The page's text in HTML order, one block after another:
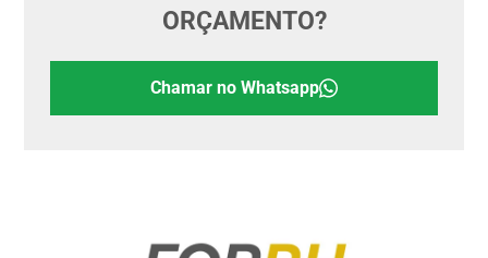
ORÇAMENTO?
Chamar no Whatsapp